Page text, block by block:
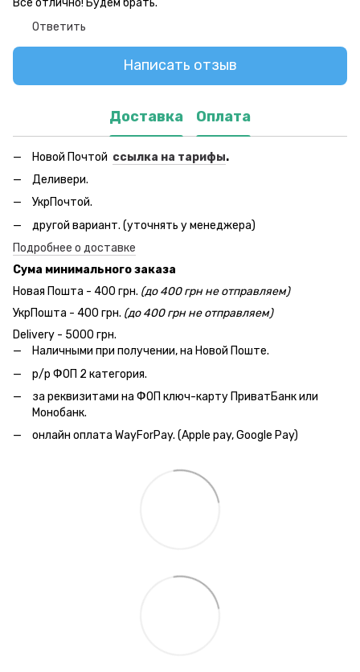
Ответить
Написать отзыв
Доставка Оплата
Новой Почтой ссылка на тарифы.
Деливери.
УкрПочтой.
другой вариант. (уточнять у менеджера)
Подробнее о доставке
Сума минимального заказа
Новая Пошта - 400 грн. (до 400 грн не отправляем)
УкрПошта - 400 грн. (до 400 грн не отправляем)
Delivery - 5000 грн.
Наличными при получении, на Новой Поште.
р/р ФОП 2 категория.
за реквизитами на ФОП ключ-карту ПриватБанк или
Монобанк.
онлайн оплата WayForPay. (Apple pay, Google Pay)